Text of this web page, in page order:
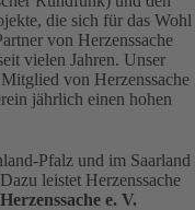
die sich für das Wohl
von Herzenssache
vielen Jahren. Unser
von Herzenssache
jährlich einen hohen
Pfalz und im Saarland
leistet Herzenssache
e. V.